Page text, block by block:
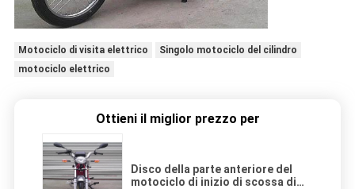
Motociclo di visita elettrico
Singolo motociclo del cilindro
motociclo elettrico
Ottieni il miglior prezzo per
Disco della parte anteriore del
motociclo di inizio di scossa di